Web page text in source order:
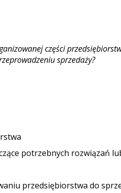
części
sprzedaży?
potrzebnych rozwiązań
przedsiębiorstwa do